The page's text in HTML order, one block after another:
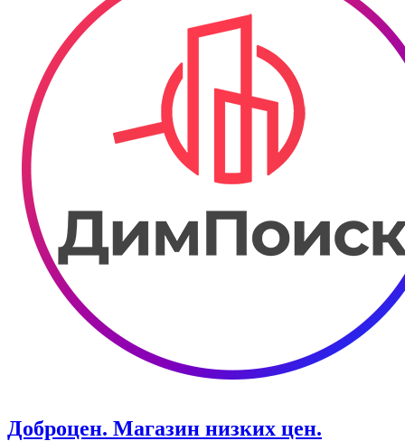
Доброцен. ​Магазин низких цен.